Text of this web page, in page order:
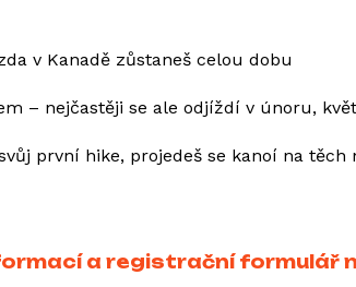
v Kanadě zůstaneš celou dobu
– nejčastěji se ale odjíždí v únoru,
první hike, projedeš se kanoí na těch
a registrační formulář